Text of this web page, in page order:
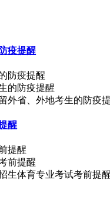
疫提醒
防疫提醒
外省、外地考生的防疫
醒
提醒
生体育专业考试考前提醒